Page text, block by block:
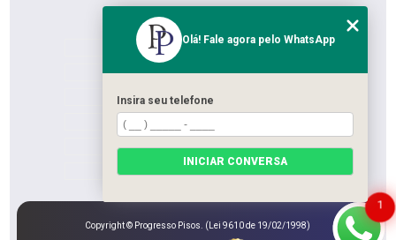
QUEM SOMOS
SERVIÇOS
CATEGORIAS
Copyright © Progresso Pisos. (Lei 9610 de 19/02/1998)
1
Olá! Fale agora pelo WhatsApp
Insira seu telefone
INICIAR CONVERSA